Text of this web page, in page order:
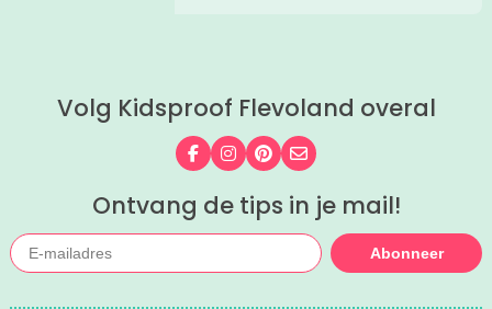
we zóveel zouden lachen. En het gaf
zelfvertrouwen.
Volg Kidsproof Flevoland overal
Volg ons op Facebook
Volg ons op Instagram
Volg ons op Pinterest
Mail ons
Ontvang de tips in je mail!
Abonneer